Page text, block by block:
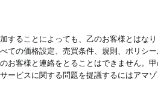
することによっても、乙のお客様とはな
ての価格設定、売買条件、規則、ポリシ
お客様と連絡をとることはできません
ービスに関する問題を提議するにはアマ